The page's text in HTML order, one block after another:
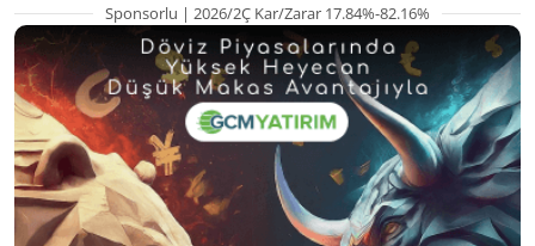
Sponsorlu | 2026/2Ç Kar/Zarar 17.84%-82.16%